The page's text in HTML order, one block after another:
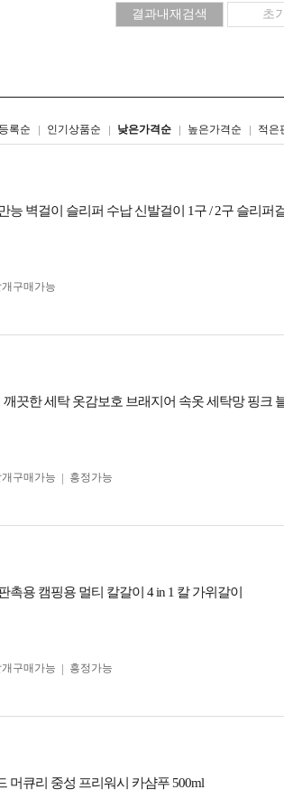
록순 인기상품순 낮은가격순 높은가격순 적은
리스트형갤러리형
능 벽걸이 슬리퍼 수납 신발걸이 1구 / 2구 슬리퍼
개구매가능
깨끗한 세탁 옷감보호 브래지어 속옷 세탁망 핑크
개구매가능 흥정가능
촉용 캠핑용 멀티 칼갈이 4 in 1 칼 가위갈이
개구매가능 흥정가능
머큐리 중성 프리워시 카샴푸 500ml